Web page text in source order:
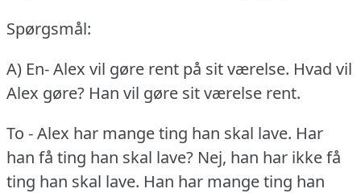
Spørgsmål:
A) En- Alex vil gøre rent på sit værelse. Hvad vil
Alex gøre? Han vil gøre sit værelse rent.
To - Alex har mange ting han skal lave. Har
han få ting han skal lave? Nej, han har ikke få
ting han skal lave. Han har mange ting han